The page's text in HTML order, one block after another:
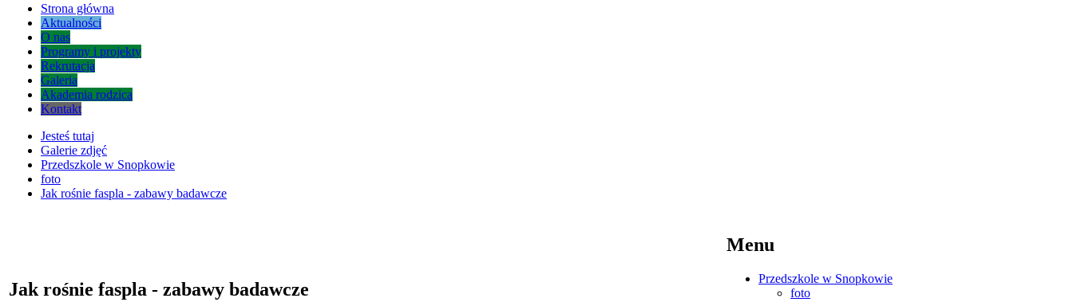
Strona główna
Aktualności
O nas
Programy i projekty
Rekrutacja
Galeria
Akademia rodzica
Kontakt
Jesteś tutaj
Galerie zdjęć
Przedszkole w Snopkowie
foto
Jak rośnie faspla - zabawy badawcze
Jak rośnie faspla - zabawy badawcze
Menu
Przedszkole w Snopkowie
foto